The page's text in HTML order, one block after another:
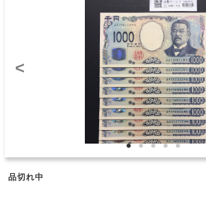
<
品切れ中